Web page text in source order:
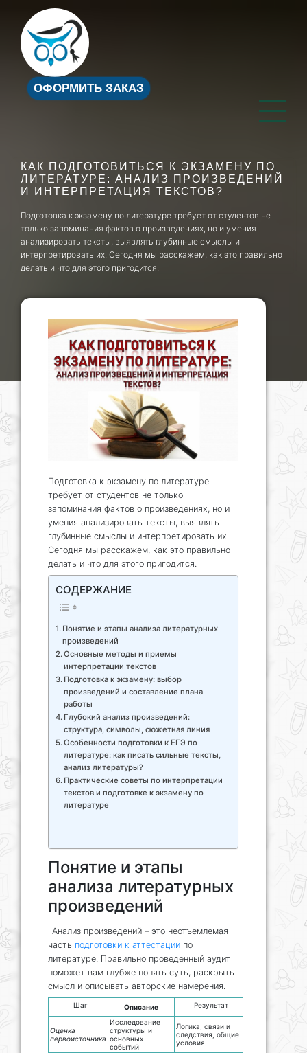
ОФОРМИТЬ ЗАКАЗ
КАК ПОДГОТОВИТЬСЯ К ЭКЗАМЕНУ ПО
ЛИТЕРАТУРЕ: АНАЛИЗ ПРОИЗВЕДЕНИЙ
И ИНТЕРПРЕТАЦИЯ ТЕКСТОВ?
Подготовка к экзамену по литературе требует от студентов не
только запоминания фактов о произведениях, но и умения
анализировать тексты, выявлять глубинные смыслы и
интерпретировать их. Сегодня мы расскажем, как это правильно
делать и что для этого пригодится.
Подготовка к экзамену по литературе
требует от студентов не только
запоминания фактов о произведениях, но и
умения анализировать тексты, выявлять
глубинные смыслы и интерпретировать их.
Сегодня мы расскажем, как это правильно
делать и что для этого пригодится.
СОДЕРЖАНИЕ
Понятие и этапы анализа литературных
произведений
Основные методы и приемы
интерпретации текстов
Подготовка к экзамену: выбор
произведений и составление плана
работы
Глубокий анализ произведений:
структура, символы, сюжетная линия
Особенности подготовки к ЕГЭ по
литературе: как писать сильные тексты,
анализ литературы?
Практические советы по интерпретации
текстов и подготовке к экзамену по
литературе
Понятие и этапы
анализа литературных
произведений
Анализ произведений – это неотъемлемая
часть подготовки к аттестации по
литературе. Правильно проведенный аудит
поможет вам глубже понять суть, раскрыть
смысл и описывать авторские намерения.
Шаг Описание Результат
Оценка
первоисточника
Исследование
структуры и
основных
событий
Логика, связи и
следствия, общие
условия